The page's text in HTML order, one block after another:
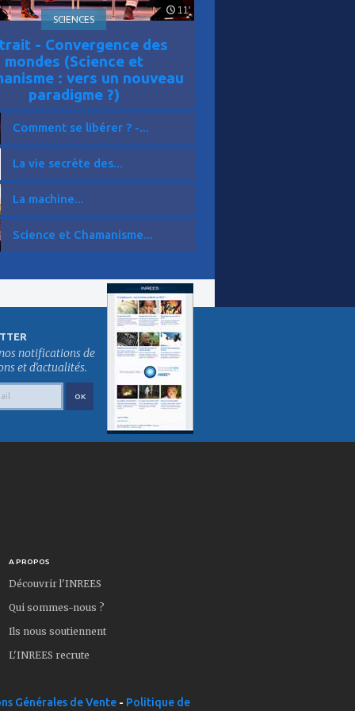
11'
SCIENCES
- Convergence des
mondes (Science et
: vers un nouveau
paradigme ?)
Comment se libérer ? -...
La vie secrète des...
La machine...
Science et Chamanisme...
notifications de
et d'actualités.
A PROPOS
Découvrir l'INREES
Qui sommes-nous ?
Ils nous soutiennent
L'INREES recrute
Générales de Vente - Politique de